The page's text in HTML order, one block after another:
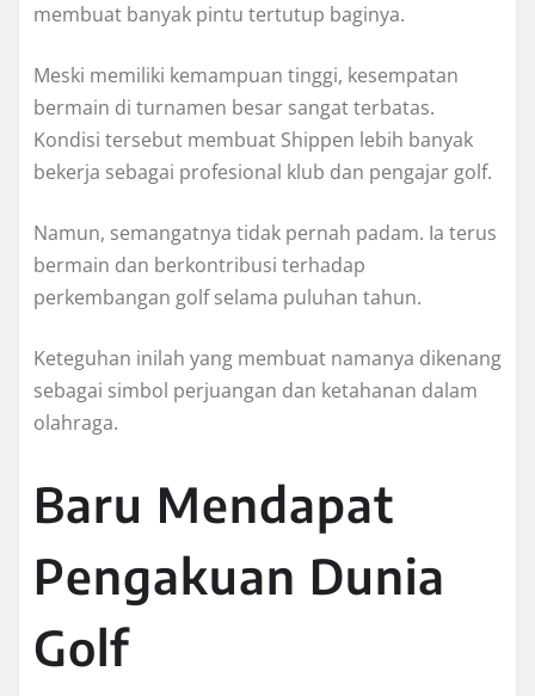
membuat banyak pintu tertutup baginya.
Meski memiliki kemampuan tinggi, kesempatan
bermain di turnamen besar sangat terbatas.
Kondisi tersebut membuat Shippen lebih banyak
bekerja sebagai profesional klub dan pengajar golf.
Namun, semangatnya tidak pernah padam. Ia terus
bermain dan berkontribusi terhadap
perkembangan golf selama puluhan tahun.
Keteguhan inilah yang membuat namanya dikenang
sebagai simbol perjuangan dan ketahanan dalam
olahraga.
Baru Mendapat
Pengakuan Dunia
Golf